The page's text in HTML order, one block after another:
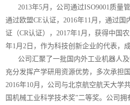
2013年5月，公司通过ISO9001质量
通过欧盟CE认证，2016年11月，通过国
证（CR认证），2017年1月，获得中国
年1月2日，作为科技创新企业的代表，
公司汇聚了一批国内外工业机器人
充分发挥产学研用资源优势，多次承担
2016年10月，公司与北京航空航天大学
国机械工业科学技术奖”二等奖。公司